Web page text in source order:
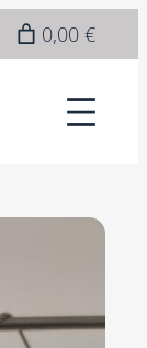
0,00 €